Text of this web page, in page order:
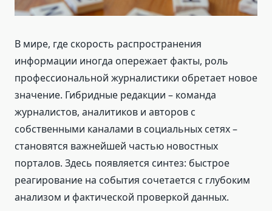
В мире, где скорость распространения
информации иногда опережает факты, роль
профессиональной журналистики обретает новое
значение. Гибридные редакции – команда
журналистов, аналитиков и авторов с
собственными каналами в социальных сетях –
становятся важнейшей частью новостных
порталов. Здесь появляется синтез: быстрое
реагирование на события сочетается с глубоким
анализом и фактической проверкой данных.